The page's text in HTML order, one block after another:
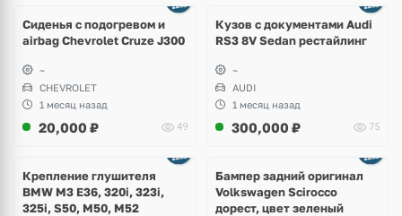
Сиденья с подогревом и
airbag Chevrolet Cruze J300
~
CHEVROLET
1 месяц назад
20,000 ₽ 49
Кузов с документами Audi
RS3 8V Sedan рестайлинг
~
AUDI
1 месяц назад
300,000 ₽ 75
Крепление глушителя
BMW M3 E36, 320i, 323i,
325i, S50, M50, M52
Бампер задний оригинал
Volkswagen Scirocco
дорест, цвет зеленый